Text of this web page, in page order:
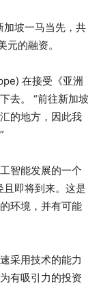
坡一马当先，共
的融资。
在接受《亚洲
去。 “前往新加坡
的地方，因此我
智能发展的一个
且即将到来。这是
环境，并有可能
采用技术的能力
有吸引力的投资